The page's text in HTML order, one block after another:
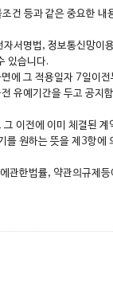
건 등과 같은 중요한
서명법, 정보통신망이
있습니다.
에 그 적용일자 7일이전
유예기간을 두고 공지
이전에 이미 체결된 계
원하는 뜻을 제3항에
관한법률, 약관의규제